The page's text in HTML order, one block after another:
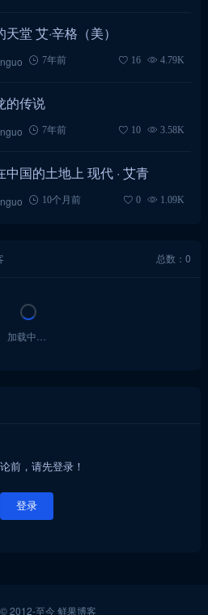
堂 艾·辛格（美）
7年前 16 4.79K
的传说
7年前 10 3.58K
中国的土地上 现代 · 艾青
10个月前 0 1.09K
总数：0
加载中…
前，请先登录！
登录
2012-至今 鲜果博客